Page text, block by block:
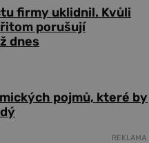
firmy uklidnil. Kvůli
porušují
dnes
pojmů, které by
REKLAMA